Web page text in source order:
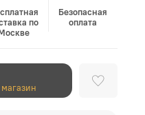
по
Безопасная
оплата